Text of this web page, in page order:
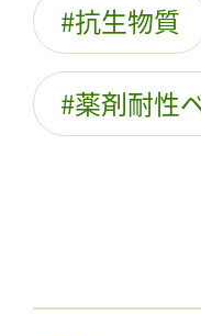
抗生物質
薬剤耐性